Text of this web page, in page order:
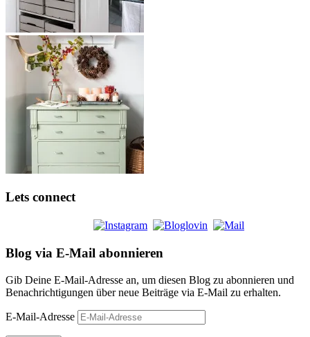
Lets connect
Blog via E-Mail abonnieren
Gib Deine E-Mail-Adresse an, um diesen Blog zu abonnieren und
Benachrichtigungen über neue Beiträge via E-Mail zu erhalten.
E-Mail-Adresse